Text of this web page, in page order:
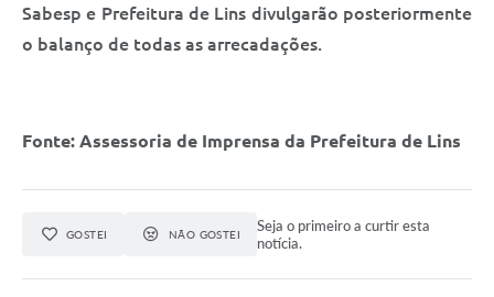
Sabesp e Prefeitura de Lins divulgarão posteriormente
o balanço de todas as arrecadações.
Fonte: Assessoria de Imprensa da Prefeitura de Lins
GOSTEI NÃO GOSTEI
Seja o primeiro a curtir esta
notícia.